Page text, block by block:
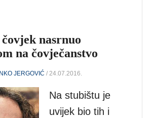
nasrnuo
na čovječanstvo
JERGOVIĆ / 24.07.2016.
Na stubištu je
uvijek bio tih i